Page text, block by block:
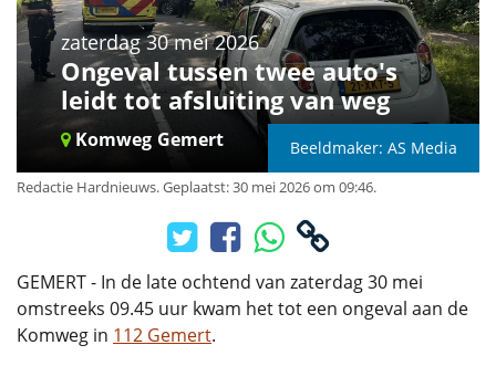
zaterdag 30 mei 2026
Ongeval tussen twee auto's
leidt tot afsluiting van weg
Komweg Gemert Beeldmaker: AS Media
Redactie Hardnieuws.Geplaatst: 30 mei 2026 om 09:46.
GEMERT - In de late ochtend van zaterdag 30 mei
omstreeks 09.45 uur kwam het tot een ongeval aan de
Komweg in 112 Gemert.